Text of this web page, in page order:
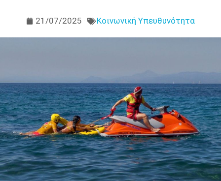
21/07/2025 Κοινωνική Υπευθυνότητα